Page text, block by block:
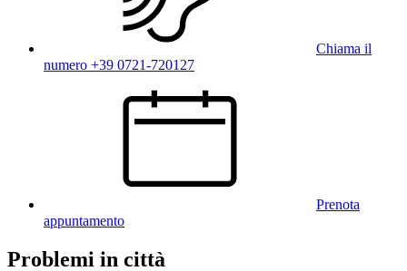
Chiama il
numero +39 0721-720127
Prenota
appuntamento
Problemi in città